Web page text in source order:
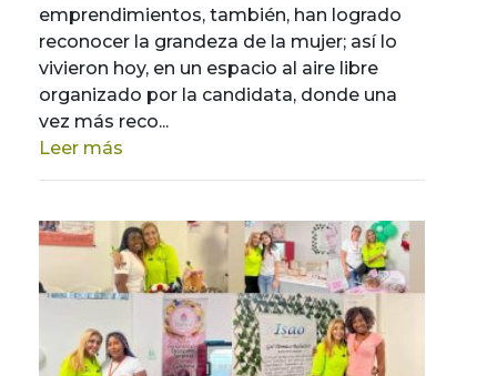
emprendimientos, también, han logrado
reconocer la grandeza de la mujer; así lo
vivieron hoy, en un espacio al aire libre
organizado por la candidata, donde una
vez más reco...
Leer más